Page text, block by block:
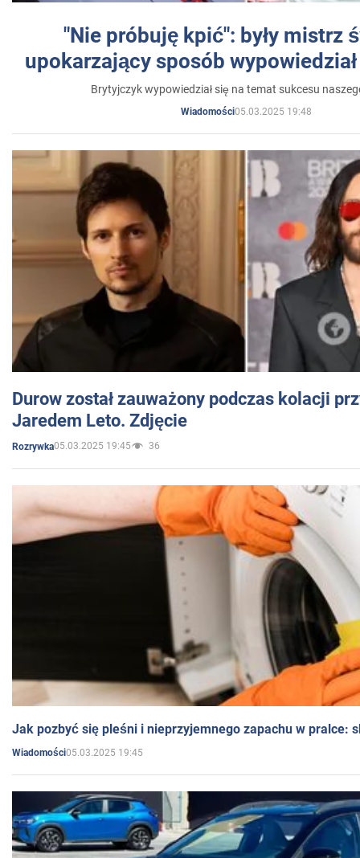
"Nie próbuję kpić": były mistrz
upokarzający sposób
Brytyjczyk wypowiedział się na temat sukcesu
Wiadomości05.03.2025 19:48
Durow został zauważony podczas kolacji
Jaredem Leto. Zdjęcie
Rozrywka05.03.2025 19:45 36
Jak pozbyć się pleśni i nieprzyjemnego zapachu w pralce:
Wiadomości05.03.2025 19:45